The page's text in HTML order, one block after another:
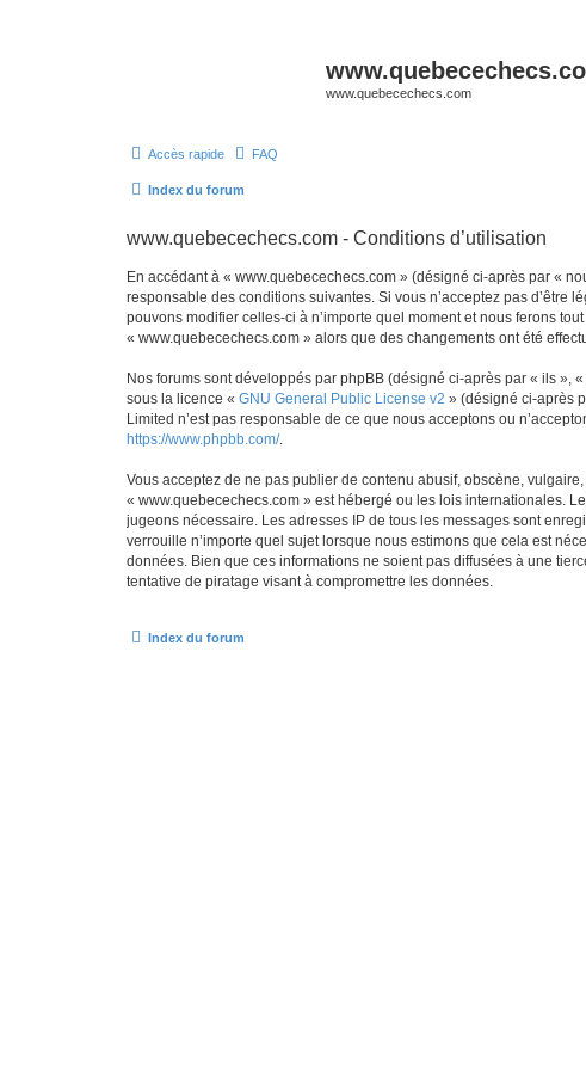
www.quebecechecs.com
Accès rapide FAQ
Index du forum
www.quebecechecs.com - Conditions d’utilisation
En accédant à « www.quebecechecs.com » (désigné ci-après par «
responsable des conditions suivantes. Si vous n’acceptez pas d’être
pouvons modifier celles-ci à n’importe quel moment et nous ferons
« www.quebecechecs.com » alors que des changements ont été
Nos forums sont développés par phpBB (désigné ci-après par « ils »,
sous la licence « GNU General Public License v2 » (désigné ci-après
Limited n’est pas responsable de ce que nous acceptons ou
https://www.phpbb.com/.
Vous acceptez de ne pas publier de contenu abusif, obscène,
« www.quebecechecs.com » est hébergé ou les lois internationales.
jugeons nécessaire. Les adresses IP de tous les messages sont
verrouille n’importe quel sujet lorsque nous estimons que cela est
données. Bien que ces informations ne soient pas diffusées à une
tentative de piratage visant à compromettre les données.
Index du forum